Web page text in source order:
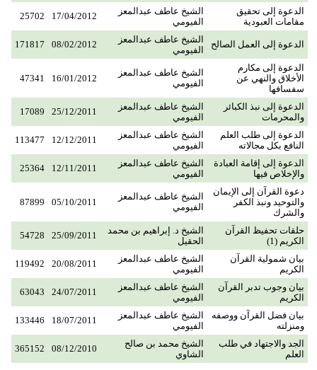
الدعوة إلى تحقيق
مقامات العبودية
الشيخ عاطف عبدالمعز
الفيومي
17/04/2012
25702
الدعوة إلى العمل الصالح
الشيخ عاطف عبدالمعز
الفيومي
08/02/2012
171817
الدعوة إلى مكارم
الأخلاق والنهي عن
سفسافها
الشيخ عاطف عبدالمعز
الفيومي
16/01/2012
47341
الدعوة إلى نبذ الكبائر
والمحرمات
الشيخ عاطف عبدالمعز
الفيومي
25/12/2011
17089
الدعوة إلى طلب العلم
النافع بكل مجالاته
الشيخ عاطف عبدالمعز
الفيومي
12/12/2011
113477
الدعوة إلى إقامة العبادة
والإخلاص فيها
الشيخ عاطف عبدالمعز
الفيومي
12/11/2011
25364
دعوة القرآن إلى الإيمان
والتوحيد ونبذ الكفر
والشرك
الشيخ عاطف عبدالمعز
الفيومي
05/10/2011
87899
حلقات تحفيظ القرآن
الكريم (1)
الشيخ د. إبراهيم بن محمد
الحقيل
25/09/2011
54728
بيان شمولية القرآن
الكريم
الشيخ عاطف عبدالمعز
الفيومي
20/08/2011
119492
بيان وجوب تدبر القرآن
الكريم
الشيخ عاطف عبدالمعز
الفيومي
24/07/2011
63043
بيان فضل القرآن ووصفه
ومنزلته
الشيخ عاطف عبدالمعز
الفيومي
18/07/2011
133446
الجد والاجتهاد في طلب
العلم
الشيخ محمد بن صالح
الشاوي
08/12/2010
365152